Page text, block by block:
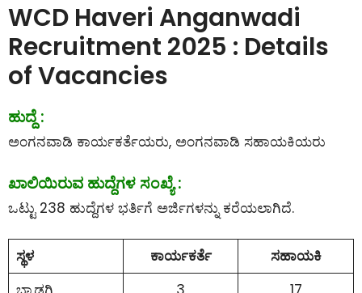
WCD Haveri Anganwadi
Recruitment 2025 : Details
of Vacancies
ಹುದ್ದೆ :
ಅಂಗನವಾಡಿ ಕಾರ್ಯಕರ್ತೆಯರು, ಅಂಗನವಾಡಿ ಸಹಾಯಕಿಯರು
ಖಾಲಿಯಿರುವ ಹುದ್ದೆಗಳ ಸಂಖ್ಯೆ :
ಒಟ್ಟು 238 ಹುದ್ದೆಗಳ ಭರ್ತಿಗೆ ಅರ್ಜಿಗಳನ್ನು ಕರೆಯಲಾಗಿದೆ.
ಸ್ಥಳ ಕಾರ್ಯಕರ್ತೆ
ಸಹಾಯಕಿ